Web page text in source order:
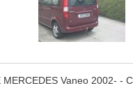
Vaneo 2002- -